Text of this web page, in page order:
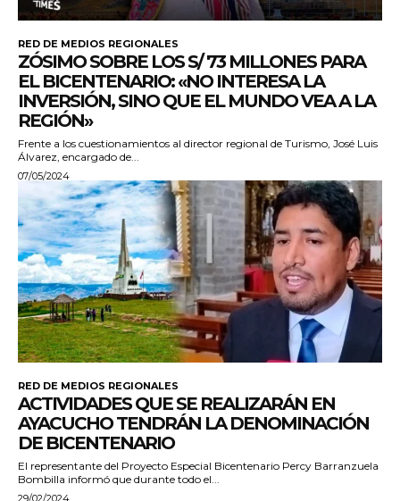
RED DE MEDIOS REGIONALES
ZÓSIMO SOBRE LOS S/ 73 MILLONES PARA
EL BICENTENARIO: «NO INTERESA LA
INVERSIÓN, SINO QUE EL MUNDO VEA A LA
REGIÓN»
Frente a los cuestionamientos al director regional de Turismo, José Luis
Álvarez, encargado de...
07/05/2024
RED DE MEDIOS REGIONALES
ACTIVIDADES QUE SE REALIZARÁN EN
AYACUCHO TENDRÁN LA DENOMINACIÓN
DE BICENTENARIO
El representante del Proyecto Especial Bicentenario Percy Barranzuela
Bombilla informó que durante todo el...